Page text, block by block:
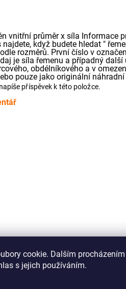
vnitřní průměr x síla Informace
když budete hledat "
rozměrů. První číslo v
je síla řemenu a případný
obdélníkového a v
pouze jako originální
příspěvek k této položce.
Jak správně změřit řemínek pro Vaše
cookie. Dalším
s jejich používáním.